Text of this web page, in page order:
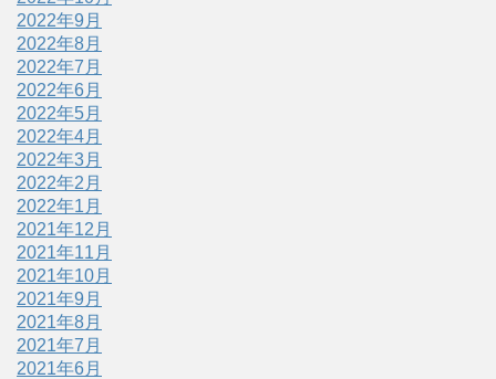
2022年9月
2022年8月
2022年7月
2022年6月
2022年5月
2022年4月
2022年3月
2022年2月
2022年1月
2021年12月
2021年11月
2021年10月
2021年9月
2021年8月
2021年7月
2021年6月